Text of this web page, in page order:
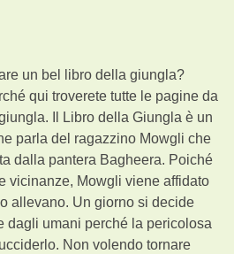
un bel libro della giungla?
qui troverete tutte le pagine da
Il Libro della Giungla è un
parla del ragazzino Mowgli che
dalla pantera Bagheera. Poiché
vicinanze, Mowgli viene affidato
allevano. Un giorno si decide
dagli umani perché la pericolosa
Non volendo tornare